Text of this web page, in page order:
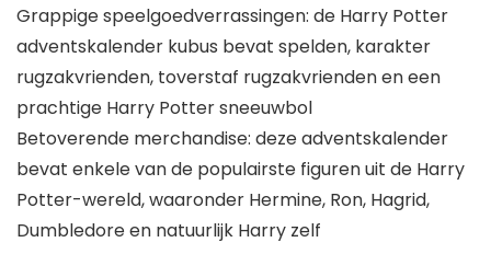
Grappige speelgoedverrassingen: de Harry Potter
adventskalender kubus bevat spelden, karakter
rugzakvrienden, toverstaf rugzakvrienden en een
prachtige Harry Potter sneeuwbol
Betoverende merchandise: deze adventskalender
bevat enkele van de populairste figuren uit de Harry
Potter-wereld, waaronder Hermine, Ron, Hagrid,
Dumbledore en natuurlijk Harry zelf